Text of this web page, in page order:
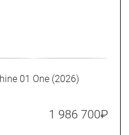
01 One (2026)
1 986 700₽